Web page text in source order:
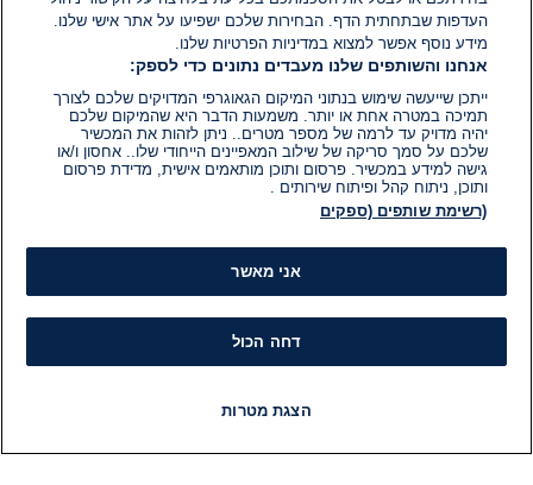
העדפות שבתחתית הדף. הבחירות שלכם ישפיעו על אתר אישי שלנו.
מידע נוסף אפשר למצוא במדיניות הפרטיות שלנו.
אנחנו והשותפים שלנו מעבדים נתונים כדי לספק:
ייתכן שייעשה שימוש בנתוני המיקום הגאוגרפי המדויקים שלכם לצורך
תמיכה במטרה אחת או יותר. משמעות הדבר היא שהמיקום שלכם
יהיה מדויק עד לרמה של מספר מטרים.. ניתן לזהות את המכשיר
שלכם על סמך סריקה של שילוב המאפיינים הייחודי שלו.. אחסון ו/או
גישה למידע במכשיר. פרסום ותוכן מותאמים אישית, מדידת פרסום
ותוכן, ניתוח קהל ופיתוח שירותים .
(רשימת שותפים (ספקים
אני מאשר
דחה הכול
הצגת מטרות